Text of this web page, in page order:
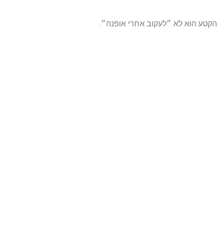
הקטע הוא לא ״לעקוב אחרי אופנה״.